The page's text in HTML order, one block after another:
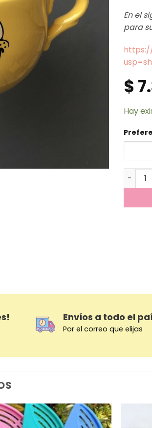
En el
para
$
Hay
Tazon
Envíos a todo el
Por el correo que elijas